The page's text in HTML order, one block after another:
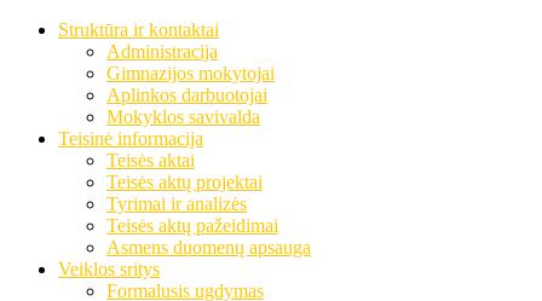
Struktūra ir kontaktai
Administracija
Gimnazijos mokytojai
Aplinkos darbuotojai
Mokyklos savivalda
Teisinė informacija
Teisės aktai
Teisės aktų projektai
Tyrimai ir analizės
Teisės aktų pažeidimai
Asmens duomenų apsauga
Veiklos sritys
Formalusis ugdymas